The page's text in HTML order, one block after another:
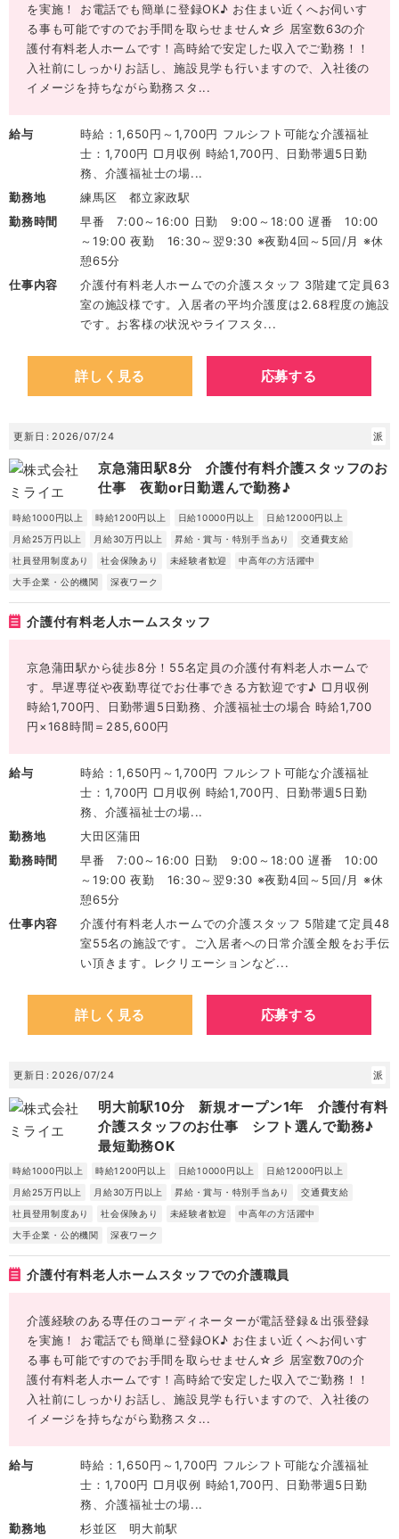
を実施！ お電話でも簡単に登録OK♪ お住まい近くへお伺いす
る事も可能ですのでお手間を取らせません☆彡 居室数63の介
護付有料老人ホームです！高時給で安定した収入でご勤務！！
入社前にしっかりお話し、施設見学も行いますので、入社後の
イメージを持ちながら勤務スタ...
給与
時給：1,650円～1,700円 フルシフト可能な介護福祉
士：1,700円 □月収例 時給1,700円、日勤帯週5日勤
務、介護福祉士の場...
勤務地
練馬区 都立家政駅
勤務時間
早番 7:00～16:00 日勤 9:00～18:00 遅番 10:00
～19:00 夜勤 16:30～翌9:30 ※夜勤4回～5回/月 ※休
憩65分
仕事内容
介護付有料老人ホームでの介護スタッフ 3階建て定員63
室の施設様です。入居者の平均介護度は2.68程度の施設
です。お客様の状況やライフスタ...
詳しく見る 応募する
更新日 2026/07/24 派
京急蒲田駅8分 介護付有料介護スタッフのお
仕事 夜勤or日勤選んで勤務♪
時給1000円以上 時給1200円以上 日給10000円以上
日給12000円以上
月給25万円以上
月給30万円以上 昇給・賞与・特別手当あり
交通費支給
社員登用制度あり
社会保険あり 未経験者歓迎
中高年の方活躍中
大手企業・公的機関
深夜ワーク
介護付有料老人ホームスタッフ
京急蒲田駅から徒歩8分！55名定員の介護付有料老人ホームで
す。早遅専従や夜勤専従でお仕事できる方歓迎です♪ □月収例
時給1,700円、日勤帯週5日勤務、介護福祉士の場合 時給1,700
円×168時間＝285,600円
給与
時給：1,650円～1,700円 フルシフト可能な介護福祉
士：1,700円 □月収例 時給1,700円、日勤帯週5日勤
務、介護福祉士の場...
勤務地
大田区蒲田
勤務時間
早番 7:00～16:00 日勤 9:00～18:00 遅番 10:00
～19:00 夜勤 16:30～翌9:30 ※夜勤4回～5回/月 ※休
憩65分
仕事内容
介護付有料老人ホームでの介護スタッフ 5階建て定員48
室55名の施設です。ご入居者への日常介護全般をお手伝
い頂きます。レクリエーションなど...
詳しく見る 応募する
更新日 2026/07/24 派
明大前駅10分 新規オープン1年 介護付有料
介護スタッフのお仕事 シフト選んで勤務♪
最短勤務OK
時給1000円以上 時給1200円以上 日給10000円以上
日給12000円以上
月給25万円以上
月給30万円以上 昇給・賞与・特別手当あり
交通費支給
社員登用制度あり
社会保険あり 未経験者歓迎
中高年の方活躍中
大手企業・公的機関
深夜ワーク
介護付有料老人ホームスタッフでの介護職員
介護経験のある専任のコーディネーターが電話登録＆出張登録
を実施！ お電話でも簡単に登録OK♪ お住まい近くへお伺いす
る事も可能ですのでお手間を取らせません☆彡 居室数70の介
護付有料老人ホームです！高時給で安定した収入でご勤務！！
入社前にしっかりお話し、施設見学も行いますので、入社後の
イメージを持ちながら勤務スタ...
給与
時給：1,650円～1,700円 フルシフト可能な介護福祉
士：1,700円 □月収例 時給1,700円、日勤帯週5日勤
務、介護福祉士の場...
勤務地
杉並区 明大前駅